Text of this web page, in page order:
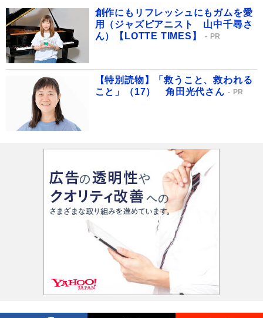
創作にもリフレッシュにもガムを愛
用（ジャズピアニスト 山中千尋さ
ん）【LOTTE TIMES】
PR
【特別読物】「救うこと、救われる
こと」（17） 角田光代さん
PR